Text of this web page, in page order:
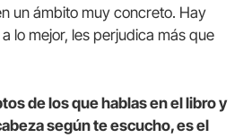
un ámbito muy concreto. Hay
lo mejor, les perjudica más que
de los que hablas en el libro y
según te escucho, es el